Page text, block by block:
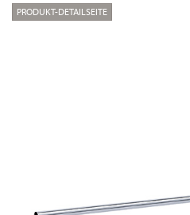
PRODUKT-DETAILSEITE